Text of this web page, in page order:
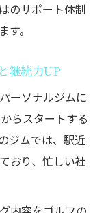
のサポート体制
。
継続力UP
ーソナルジムに
らスタートする
ジムでは、駅近
おり、忙しい社